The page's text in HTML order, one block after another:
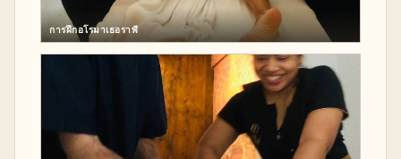
การฝึกอโรมาเธอราพี